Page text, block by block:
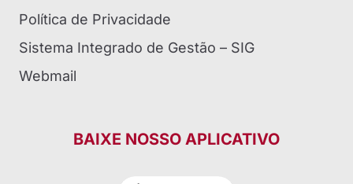
Política de Privacidade
Sistema Integrado de Gestão – SIG
Webmail
BAIXE NOSSO APLICATIVO